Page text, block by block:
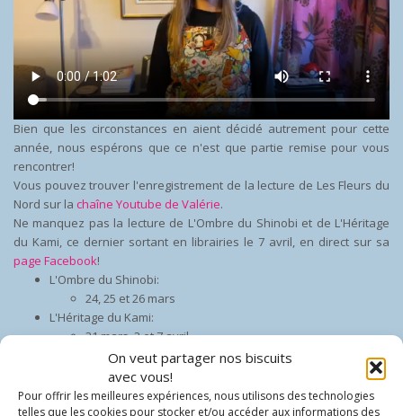
On veut partager nos biscuits
avec vous!
Pour offrir les meilleures expériences, nous utilisons des technologies
telles que les cookies pour stocker et/ou accéder aux informations des
Bien que les circonstances en aient décidé autrement pour cette
année, nous espérons que ce n'est que partie remise pour vous
rencontrer!
Vous pouvez trouver l'enregistrement de la lecture de Les Fleurs du
Nord sur la chaîne Youtube de Valérie.
Ne manquez pas la lecture de L'Ombre du Shinobi et de L'Héritage
du Kami, ce dernier sortant en librairies le 7 avril, en direct sur sa
page Facebook!
L'Ombre du Shinobi:
24, 25 et 26 mars
L'Héritage du Kami:
31 mars, 2 et 7 avril
(Petit bonus: Valérie a aussi fait unecapsule sur le salut à la
avec Jean-René Dufort et le Dr. Alain Vadeboncoeur!)